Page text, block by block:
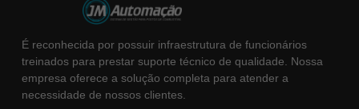
É reconhecida por possuir infraestrutura de funcionários
treinados para prestar suporte técnico de qualidade. Nossa
empresa oferece a solução completa para atender a
necessidade de nossos clientes.
durante a sua
recusar esses
cookies,